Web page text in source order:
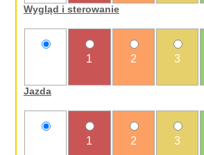
Wygląd i sterowanie
1 2 3
Jazda
1 2 3